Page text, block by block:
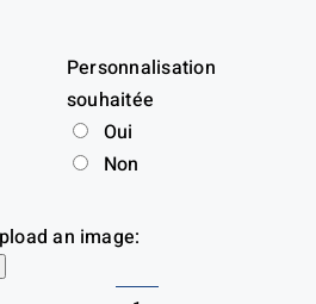
Personnalisation
souhaitée
Oui
Non
an image: